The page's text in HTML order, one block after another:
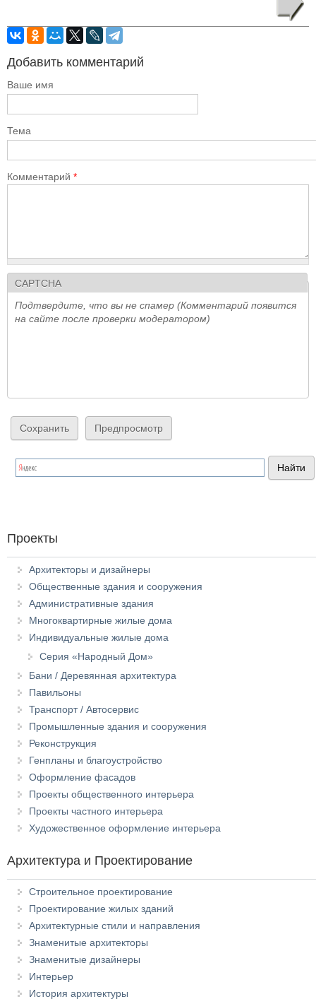
Добавить комментарий
Ваше имя
Тема
Комментарий *
CAPTCHA
Подтвердите, что вы не спамер (Комментарий появится
на сайте после проверки модератором)
Проекты
Архитекторы и дизайнеры
Общественные здания и сооружения
Административные здания
Многоквартирные жилые дома
Индивидуальные жилые дома
Серия «Народный Дом»
Бани / Деревянная архитектура
Павильоны
Транспорт / Автосервис
Промышленные здания и сооружения
Реконструкция
Генпланы и благоустройство
Оформление фасадов
Проекты общественного интерьера
Проекты частного интерьера
Художественное оформление интерьера
Архитектура и Проектирование
Строительное проектирование
Проектирование жилых зданий
Архитектурные стили и направления
Знаменитые архитекторы
Знаменитые дизайнеры
Интерьер
История архитектуры